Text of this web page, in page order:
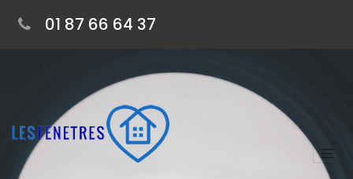
01 87 66 64 37